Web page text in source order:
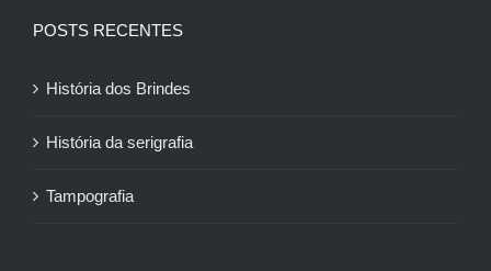
POSTS RECENTES
História dos Brindes
História da serigrafia
Tampografia